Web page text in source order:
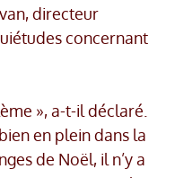
directeur
concernant
», a-t-il déclaré.
en plein dans la
de Noël, il n’y a